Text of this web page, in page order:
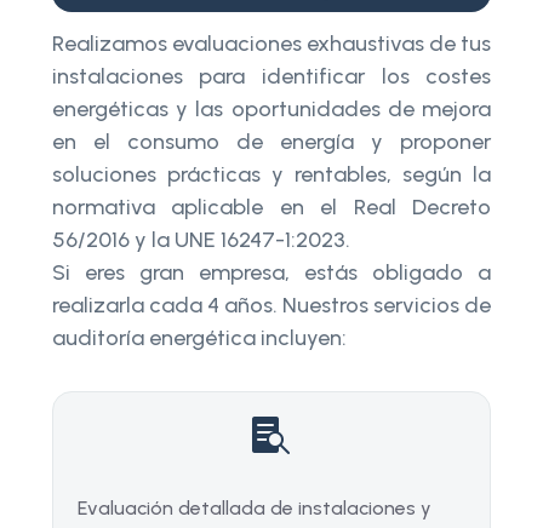
Realizamos evaluaciones exhaustivas de tus
instalaciones para identificar los costes
energéticas y las oportunidades de mejora
en el consumo de energía y proponer
soluciones prácticas y rentables, según la
normativa aplicable en el Real Decreto
56/2016 y la UNE 16247-1:2023.
Si eres gran empresa, estás obligado a
realizarla cada 4 años. Nuestros servicios de
auditoría energética incluyen:

Evaluación detallada de instalaciones y